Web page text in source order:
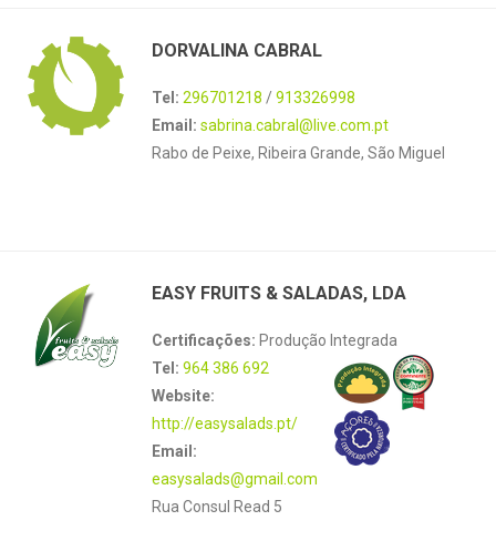
DORVALINA CABRAL
Tel: 296701218 /913326998
Email: sabrina.cabral@live.com.pt
Rabo de Peixe, Ribeira Grande, São Miguel
EASY FRUITS & SALADAS, LDA
Certificações: Produção Integrada
Tel: 964 386 692
Website:
http://easysalads.pt/
Email:
easysalads@gmail.com
Rua Consul Read 5